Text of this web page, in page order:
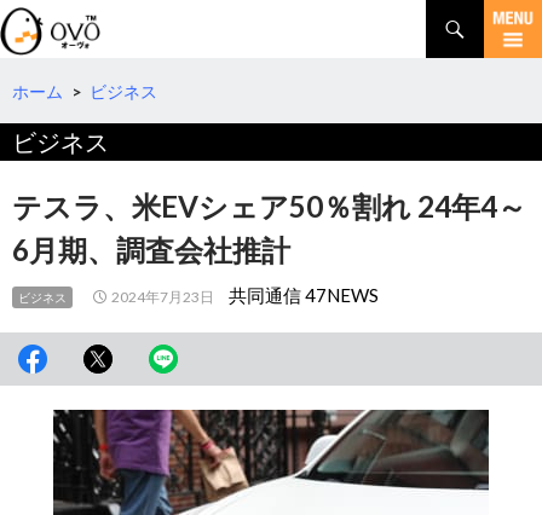
検
索
コ
テ
へ
ホーム > ビジネス
ビジネス
テスラ、米EVシェア50％割れ 24年4～
6月期、調査会社推計
ビジネス 2024年7月23日 共同通信 47NEWS